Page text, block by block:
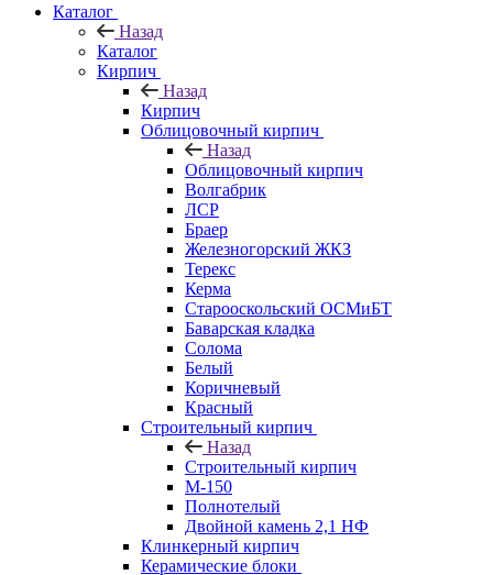
Каталог
Назад
Каталог
Кирпич
Назад
Кирпич
Облицовочный кирпич
Назад
Облицовочный кирпич
Волгабрик
ЛСР
Браер
Железногорский ЖКЗ
Терекс
Керма
Старооскольский ОСМиБТ
Баварская кладка
Солома
Белый
Коричневый
Красный
Строительный кирпич
Назад
Строительный кирпич
М-150
Полнотелый
Двойной камень 2,1 НФ
Клинкерный кирпич
Керамические блоки